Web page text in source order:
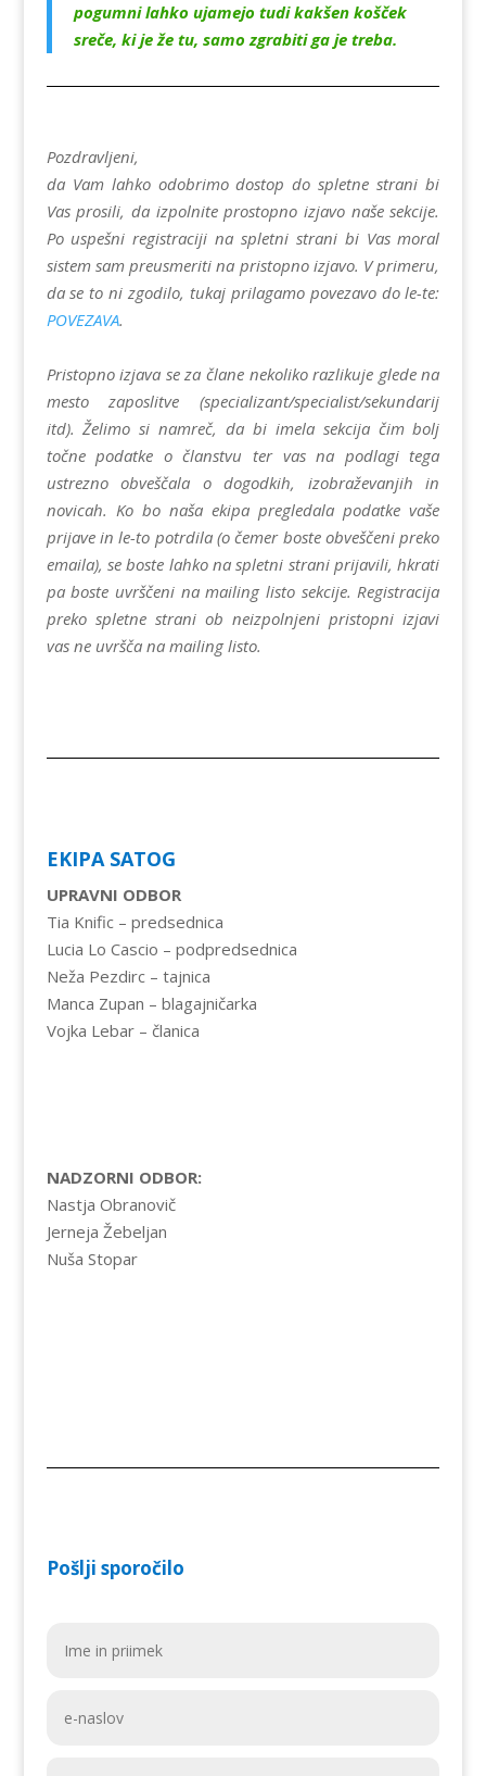
pogumni lahko ujamejo tudi kakšen košček
sreče, ki je že tu, samo zgrabiti ga je treba.
Pozdravljeni,
da Vam lahko odobrimo dostop do spletne strani bi
Vas prosili, da izpolnite prostopno izjavo naše sekcije.
Po uspešni registraciji na spletni strani bi Vas moral
sistem sam preusmeriti na pristopno izjavo. V primeru,
da se to ni zgodilo, tukaj prilagamo povezavo do le-te:
POVEZAVA.
Pristopno izjava se za člane nekoliko razlikuje glede na
mesto zaposlitve (specializant/specialist/sekundarij
itd). Želimo si namreč, da bi imela sekcija čim bolj
točne podatke o članstvu ter vas na podlagi tega
ustrezno obveščala o dogodkih, izobraževanjih in
novicah. Ko bo naša ekipa pregledala podatke vaše
prijave in le-to potrdila (o čemer boste obveščeni preko
emaila), se boste lahko na spletni strani prijavili, hkrati
pa boste uvrščeni na mailing listo sekcije. Registracija
preko spletne strani ob neizpolnjeni pristopni izjavi
vas ne uvršča na mailing listo.
EKIPA SATOG
UPRAVNI ODBOR
Tia Knific – predsednica
Lucia Lo Cascio – podpredsednica
Neža Pezdirc – tajnica
Manca Zupan – blagajničarka
Vojka Lebar – članica
NADZORNI ODBOR:
Nastja Obranovič
Jerneja Žebeljan
Nuša Stopar
Pošlji sporočilo